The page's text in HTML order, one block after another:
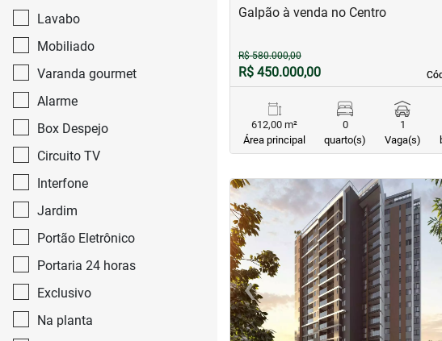
Lavabo
Mobiliado
Varanda gourmet
Alarme
Box Despejo
Circuito TV
Interfone
Jardim
Portão Eletrônico
Portaria 24 horas
Exclusivo
Na planta
Galpão à venda no Centro
R$ 580.000,00
R$ 450.000,00
612,00 m²
Área principal
0
quarto(s)
1
Vaga(s)
<<<
‹Previous